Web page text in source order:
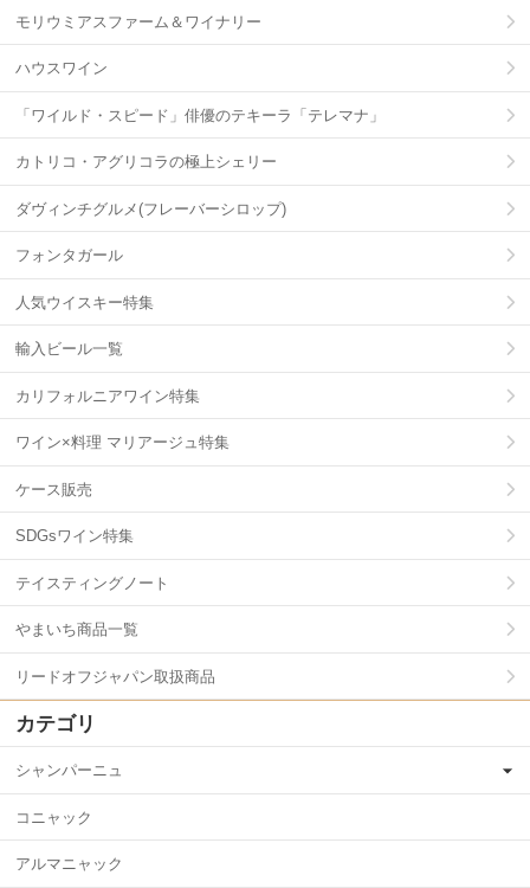
モリウミアスファーム＆ワイナリー
ハウスワイン
「ワイルド・スピード」俳優のテキーラ「テレマナ」
カトリコ・アグリコラの極上シェリー
ダヴィンチグルメ(フレーバーシロップ)
フォンタガール
人気ウイスキー特集
輸入ビール一覧
カリフォルニアワイン特集
ワイン×料理 マリアージュ特集
ケース販売
SDGsワイン特集
テイスティングノート
やまいち商品一覧
リードオフジャパン取扱商品
カテゴリ
シャンパーニュ
コニャック
アルマニャック